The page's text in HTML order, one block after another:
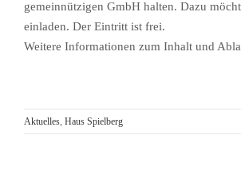
gemeinnützigen GmbH halten. Dazu
einladen. Der Eintritt ist frei.
Weitere Informationen zum Inhalt und
Aktuelles, Haus Spielberg